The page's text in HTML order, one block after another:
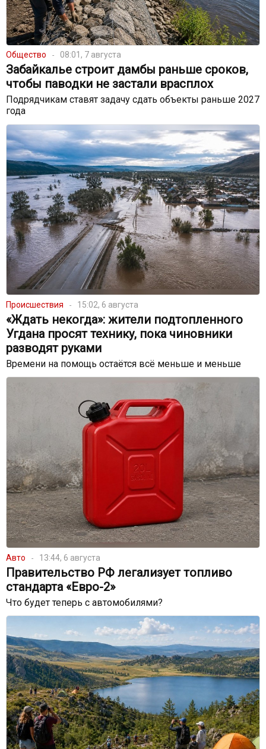
Общество 08:01, 7 августа
Забайкалье строит дамбы раньше сроков,
чтобы паводки не застали врасплох
Подрядчикам ставят задачу сдать объекты раньше 2027
года
Происшествия 15:02, 6 августа
«Ждать некогда»: жители подтопленного
Угдана просят технику, пока чиновники
разводят руками
Времени на помощь остаётся всё меньше и меньше
Авто 13:44, 6 августа
Правительство РФ легализует топливо
стандарта «Евро-2»
Что будет теперь с автомобилями?